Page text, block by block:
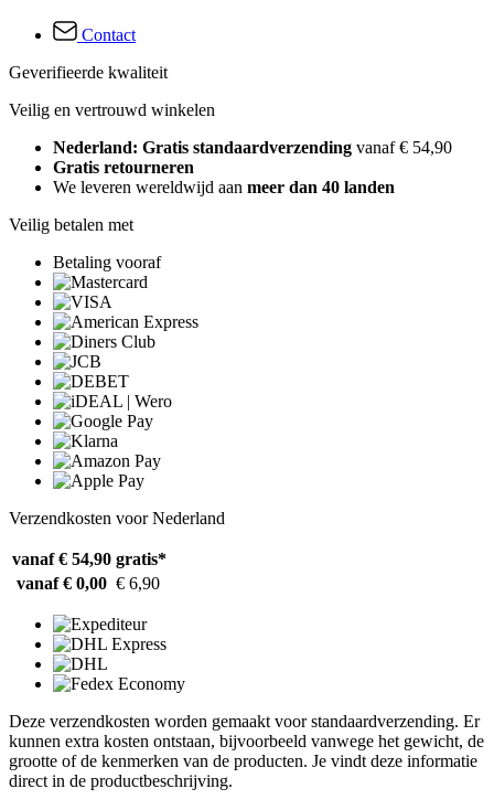
Contact
Geverifieerde kwaliteit
Veilig en vertrouwd winkelen
Nederland: Gratis standaardverzending vanaf € 54,90
Gratis retourneren
We leveren wereldwijd aan meer dan 40 landen
Veilig betalen met
Betaling vooraf
Verzendkosten voor Nederland
vanaf € 54,90 gratis*
vanaf € 0,00 € 6,90
Deze verzendkosten worden gemaakt voor standaardverzending. Er
kunnen extra kosten ontstaan, bijvoorbeeld vanwege het gewicht, de
grootte of de kenmerken van de producten. Je vindt deze informatie
direct in de productbeschrijving.